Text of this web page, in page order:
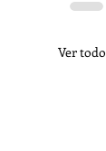
Ver todo